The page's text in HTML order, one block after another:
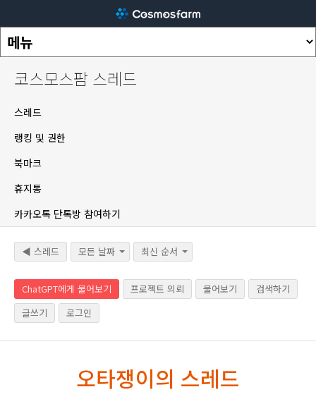
코스모스팜 스레드
스레드
랭킹 및 권한
북마크
휴지통
카카오톡 단톡방 참여하기
◀ 스레드 모든 날짜 최신 순서
ChatGPT에게 물어보기 프로젝트 의뢰 물어보기
검색하기
글쓰기
로그인
오타쟁이의 스레드